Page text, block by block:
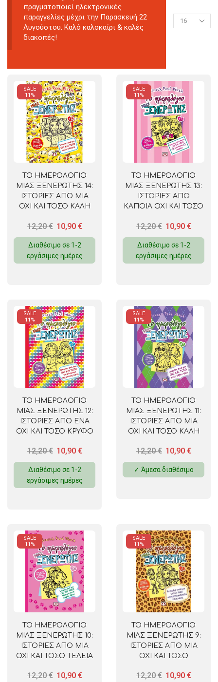
πραγματοποιεί ηλεκτρονικές
παραγγελίες μέχρι την Παρασκευή 22
Αυγούστου. Καλό καλοκαίρι & καλές
διακοπές!
SALE
11%
ΤΟ ΗΜΕΡΟΛΟΓΙΟ
ΜΙΑΣ ΞΕΝΕΡΩΤΗΣ 14:
ΙΣΤΟΡΙΕΣ ΑΠΟ ΜΙΑ
ΟΧΙ ΚΑΙ ΤΟΣΟ ΚΑΛΗ
12,20€ 10,90 €
Διαθέσιμο σε 1-2
εργάσιμες ημέρες
SALE
11%
ΤΟ ΗΜΕΡΟΛΟΓΙΟ
ΜΙΑΣ ΞΕΝΕΡΩΤΗΣ 13:
ΙΣΤΟΡΙΕΣ ΑΠΟ
ΚΑΠΟΙΑ ΟΧΙ ΚΑΙ ΤΟΣΟ
ΓΕΝΕΘΛΙΑ
12,20€ 10,90 €
Διαθέσιμο σε 1-2
εργάσιμες ημέρες
SALE
11%
ΤΟ ΗΜΕΡΟΛΟΓΙΟ
ΜΙΑΣ ΞΕΝΕΡΩΤΗΣ 12:
ΙΣΤΟΡΙΕΣ ΑΠΟ ΕΝΑ
ΟΧΙ ΚΑΙ ΤΟΣΟ ΚΡΥΦΟ
ΩΡΑΣ
12,20€ 10,90 €
Διαθέσιμο σε 1-2
εργάσιμες ημέρες
SALE
11%
ΤΟ ΗΜΕΡΟΛΟΓΙΟ
ΜΙΑΣ ΞΕΝΕΡΩΤΗΣ 11:
ΙΣΤΟΡΙΕΣ ΑΠΟ ΜΙΑ
ΟΧΙ ΚΑΙ ΤΟΣΟ ΚΑΛΗ
12,20€ 10,90 €
✓ Άμεσα διαθέσιμο
SALE
11%
ΤΟ ΗΜΕΡΟΛΟΓΙΟ
ΜΙΑΣ ΞΕΝΕΡΩΤΗΣ 10:
ΙΣΤΟΡΙΕΣ ΑΠΟ ΜΙΑ
ΟΧΙ ΚΑΙ ΤΟΣΟ ΤΕΛΕΙΑ
ΖΩΩΝ
12,20€ 10,90 €
SALE
11%
ΤΟ ΗΜΕΡΟΛΟΓΙΟ
ΜΙΑΣ ΞΕΝΕΡΩΤΗΣ 9:
ΙΣΤΟΡΙΕΣ ΑΠΟ ΜΙΑ
ΟΧΙ ΚΑΙ ΤΟΣΟ
ΒΑΣΙΛΙΣΣΑ ΤΗΣ
12,20€ 10,90 €